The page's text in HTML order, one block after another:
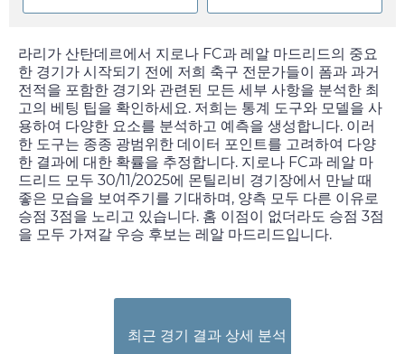
라리가 산탄데르에서 지로나 FC과 레알 마드리드의 중요
한 경기가 시작되기 전에 저희 축구 전문가들이 폼과 과거
전적을 포함한 경기와 관련된 모든 세부 사항을 분석한 최
고의 베팅 팁을 확인하세요. 저희는 통계 도구와 모델을 사
용하여 다양한 요소를 분석하고 예측을 생성합니다. 이러
한 도구는 종종 광범위한 데이터 포인트를 고려하여 다양
한 결과에 대한 확률을 추정합니다. 지로나 FC과 레알 마
드리드 모두 30/11/2025에 몬틸리비 경기장에서 만날 때
좋은 모습을 보여주기를 기대하며, 양측 모두 다른 이유로
승점 3점을 노리고 있습니다. 홈 이점이 없더라도 승점 3점
을 모두 가져갈 우승 후보는 레알 마드리드입니다.
최근 경기 결과 상세 분석